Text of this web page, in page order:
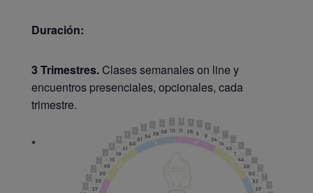
Duración:
3 Trimestres. Clases semanales on line y
encuentros presenciales, opcionales, cada
trimestre.
*